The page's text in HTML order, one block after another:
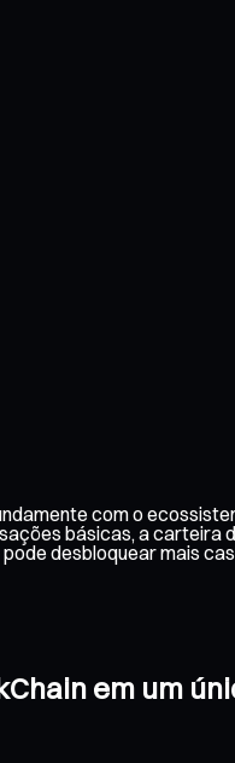
com o
básicas, a
desbloquear mais
em um